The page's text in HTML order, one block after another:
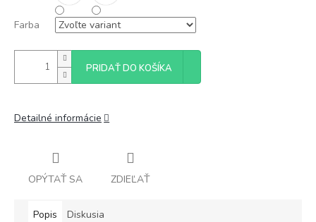
Farba
PRIDAŤ DO KOŠÍKA
Detailné informácie
OPÝTAŤ SA ZDIEĽAŤ
Popis Diskusia